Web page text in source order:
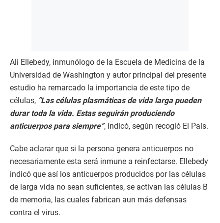
Ali Ellebedy, inmunólogo de la Escuela de Medicina de la
Universidad de Washington y autor principal del presente
estudio ha remarcado la importancia de este tipo de
células, “Las células plasmáticas de vida larga pueden
durar toda la vida. Estas seguirán produciendo
anticuerpos para siempre”, indicó, según recogió El País.
Cabe aclarar que si la persona genera anticuerpos no
necesariamente esta será inmune a reinfectarse. Ellebedy
indicó que así los anticuerpos producidos por las células
de larga vida no sean suficientes, se activan las células B
de memoria, las cuales fabrican aun más defensas
contra el virus.